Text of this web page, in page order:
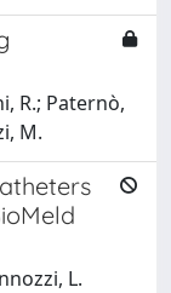
R.; Paternò,
M.
L.